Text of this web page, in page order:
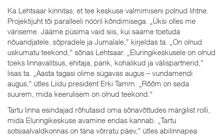
Ka Lehtsaar kinnitas, et tee keskuse valmimiseni polnud lihtne.
Projektijuht tõi paralleeli nööril kõndimisega. „Üksi olles me
väriseme. Jääme püsima vaid siis, kui saame toetuda
nõuandjatele, sõpradele ja Jumalale,” kirjeldas ta. „On olnud
uskumatu teekond,” sõnas Lehtsaar. „Eluringikeskusele on olnud
toeks linnavalitsus, ehitaja, pank, kohalikud ja välispartnerid,”
lisas ta. „Aasta tagasi olime sügavas augus – vundamendi
augus,“ ütles Liidu president Erki Tamm. „Rõõm on seda
suurem, mida keerulisem on olnud teekond.“
Tartu linna esindajad rõhutasid oma sõnavõttudes märgilist rolli,
mida Eluringikeskuse avamine endas kannab. „Tartu
sotsiaalvaldkonnas on täna võrratu päev,” ütles abilinnapea